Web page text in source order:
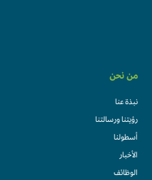
من نحن
نبذة عنا
رؤيتنا ورسالتنا
أسطولنا
الأخبار
الوظائف